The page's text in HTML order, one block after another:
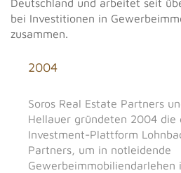
Deutschland und arbeitet seit
bei Investitionen in
zusammen.
2004
Soros Real Estate Partners
Hellauer gründeten 2004 die
Investment-Plattform
Partners, um in notleidende
Gewerbeimmobiliendarlehen